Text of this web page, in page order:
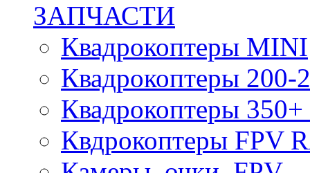
ЗАПЧАСТИ
Квадрокоптеры MINI
Квадрокоптеры 200-
Квадрокоптеры 350+
Квдрокоптеры FPV